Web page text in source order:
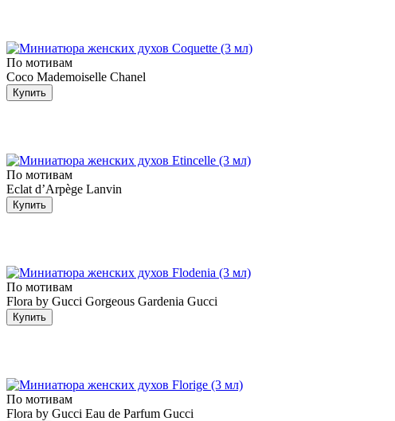
По мотивам
Coco Mademoiselle Chanel
Купить
По мотивам
Eclat d’Arpège Lanvin
Купить
По мотивам
Flora by Gucci Gorgeous Gardenia Gucci
Купить
По мотивам
Flora by Gucci Eau de Parfum Gucci